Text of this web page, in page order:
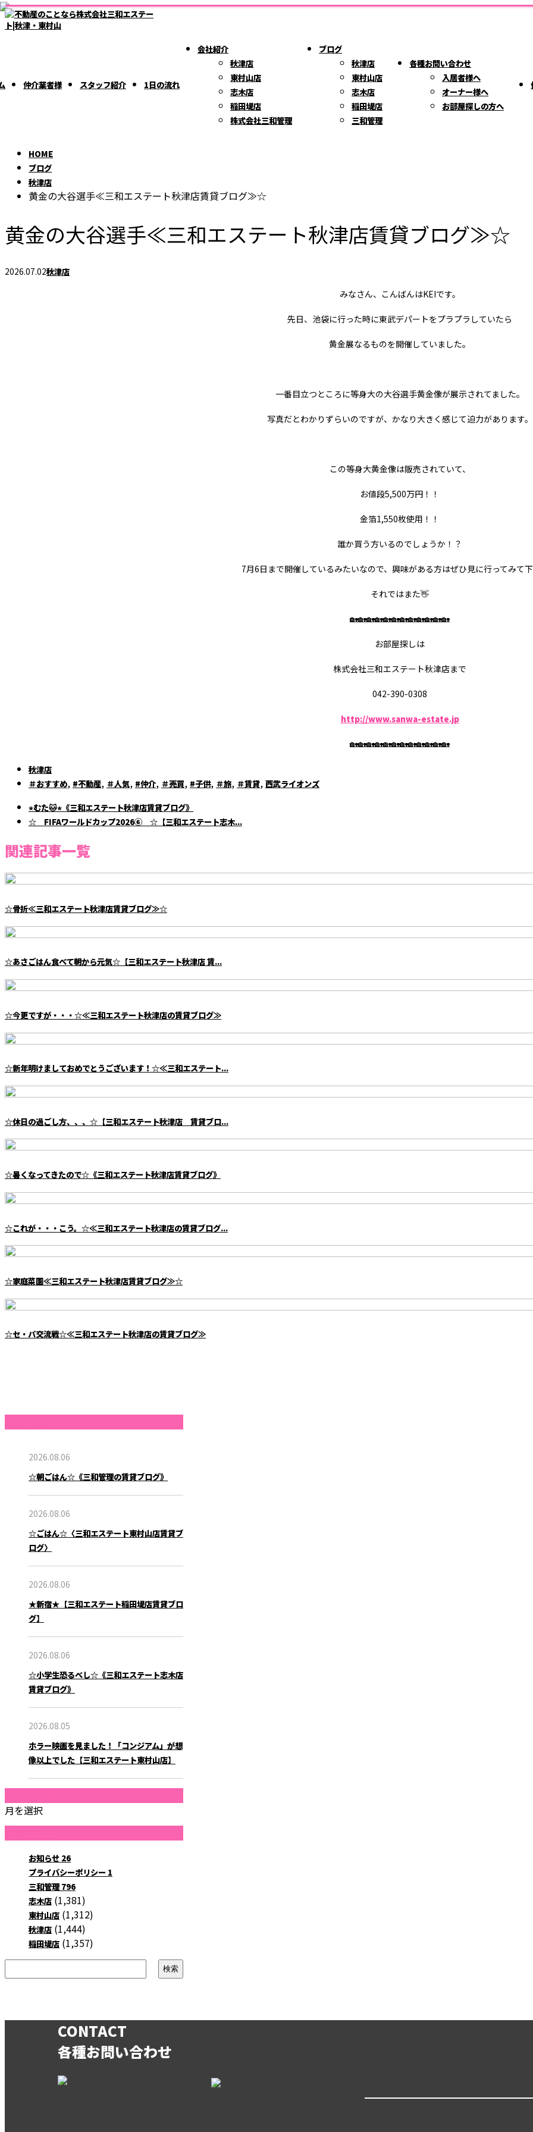
仲介業者様 スタッフ紹介 1日の流れ
会社紹介
秋津店
東村山店
志木店
稲田堤店
株式会社三和管理
ブログ
秋津店
東村山店
志木店
稲田堤店
三和管理
各種お問い合わせ
入居者様へ
オーナー様へ
お部屋探しの方へ
ブ
HOME
ブログ
秋津店
黄金の大谷選手≪三和エステート秋津店賃貸ブログ≫☆
黄金の大谷選手≪三和エステート秋津店賃貸ブログ≫☆
2026.07.02秋津店
みなさん、こんばんはKEIです。
先日、池袋に行った時に東武デパートをプラプラしていたら
黄金展なるものを開催していました。
一番目立つところに等身大の大谷選手黄金像が展示されてました。
写真だとわかりずらいのですが、かなり大きく感じて迫力があります。
この等身大黄金像は販売されていて、
お値段5,500万円！！
金箔1,550枚使用！！
誰か買う方いるのでしょうか！？
7月6日まで開催しているみたいなので、興味がある方はぜひ見に行ってみて
それではまた👋
🏡🏡🏡🏡🏡🏡🏡🏡🏡🏡🏡🏡
お部屋探しは
株式会社三和エステート秋津店まで
042-390-0308
http://www.sanwa-estate.jp
🏡🏡🏡🏡🏡🏡🏡🏡🏡🏡🏡🏡
秋津店
＃おすすめ, #不動産, ＃人気, #仲介, ＃売買, #子供, ＃旅, ＃賃貸, 西武ライオンズ
⭐︎むた🐱⭐︎《三和エステート秋津店賃貸ブログ》
☆ FIFAワールドカップ2026⑥ ☆【三和エステート志木...
関連記事一覧
☆骨折≪三和エステート秋津店賃貸ブログ≫☆
☆あさごはん食べて朝から元気☆【三和エステート秋津店 賃...
☆今更ですが・・・☆≪三和エステート秋津店の賃貸ブログ≫
☆新年明けましておめでとうございます！☆≪三和エステート...
☆休日の過ごし方、、、☆【三和エステート秋津店 賃貸ブロ...
☆暑くなってきたので☆《三和エステート秋津店賃貸ブログ》
☆これが・・・こう。☆≪三和エステート秋津店の賃貸ブログ...
☆家庭菜園≪三和エステート秋津店賃貸ブログ≫☆
☆セ・パ交流戦☆≪三和エステート秋津店の賃貸ブログ≫
2026.08.06
☆朝ごはん☆《三和管理の賃貸ブログ》
2026.08.06
☆ごはん☆〈三和エステート東村山店賃貸ブ
ログ〉
2026.08.06
★新宿★【三和エステート稲田堤店賃貸ブロ
グ】
2026.08.06
☆小学生恐るべし☆《三和エステート志木店
賃貸ブログ》
2026.08.05
ホラー映画を見ました！「コンジアム」が想
像以上でした【三和エステート東村山店】
月を選択
お知らせ 26
プライバシーポリシー 1
三和管理 796
志木店 (1,381)
東村山店 (1,312)
秋津店 (1,444)
稲田堤店 (1,357)
CONTACT
各種お問い合わせ